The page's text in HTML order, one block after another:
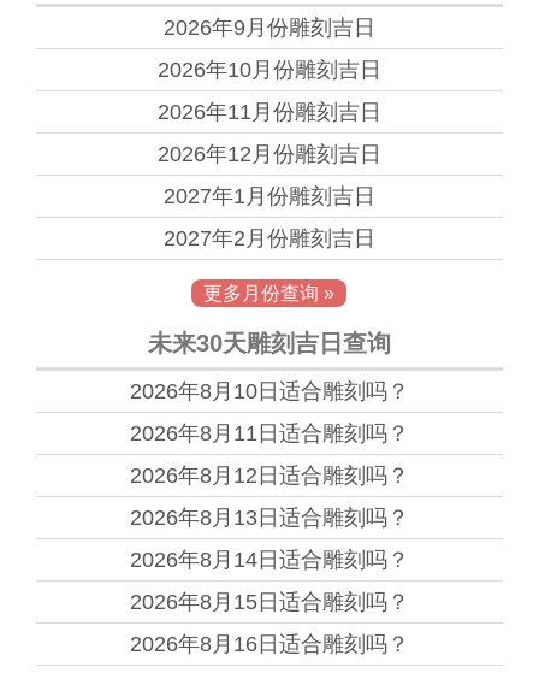
2026年9月份雕刻吉日
2026年10月份雕刻吉日
2026年11月份雕刻吉日
2026年12月份雕刻吉日
2027年1月份雕刻吉日
2027年2月份雕刻吉日
更多月份查询 »
未来30天雕刻吉日查询
2026年8月10日 适合雕刻吗？
2026年8月11日 适合雕刻吗？
2026年8月12日 适合雕刻吗？
2026年8月13日 适合雕刻吗？
2026年8月14日 适合雕刻吗？
2026年8月15日 适合雕刻吗？
2026年8月16日 适合雕刻吗？